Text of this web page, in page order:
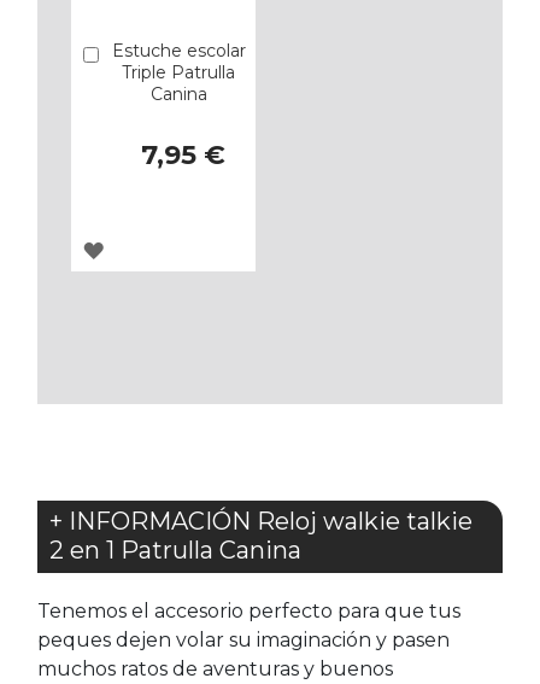
Estuche escolar
Triple Patrulla
Canina
7,95 €
Añadir
AGREGAR
+ INFORMACIÓN Reloj walkie talkie
2 en 1 Patrulla Canina
Tenemos el accesorio perfecto para que tus
peques dejen volar su imaginación y pasen
muchos ratos de aventuras y buenos